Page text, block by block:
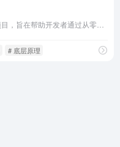
# 底层原理